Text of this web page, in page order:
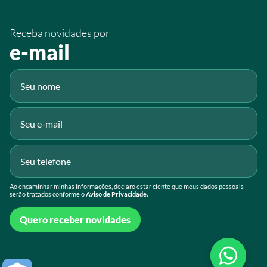
Receba novidades por
e-mail
Ao encaminhar minhas informações, declaro estar ciente que meus dados pessoais
serão tratados conforme oAviso de Privacidade.
Quero receber novidades